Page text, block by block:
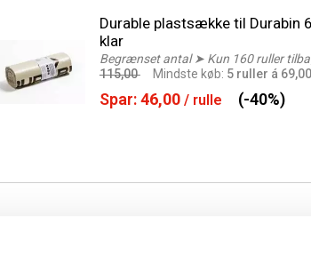
Durable plastsække til Durabin
klar
Begrænset antal ➤ Kun 160 ruller
115,00
Mindste køb: 5 ruller á 69,00
Spar:46,00 / rulle (-40%)